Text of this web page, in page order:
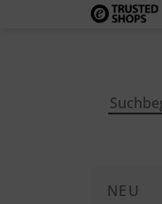
NEU